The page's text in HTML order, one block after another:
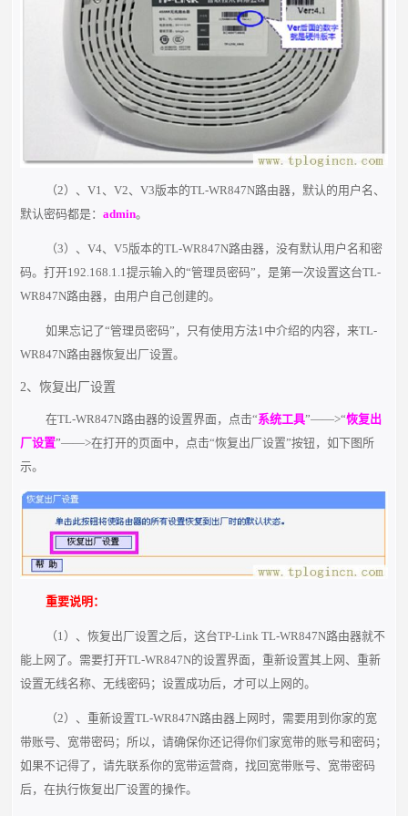
（2）、V1、V2、V3版本的TL-WR847N路由器，默认的用户名、
默认密码都是：admin。
（3）、V4、V5版本的TL-WR847N路由器，没有默认用户名和密
码。打开192.168.1.1提示输入的“管理员密码”，是第一次设置这台TL-
WR847N路由器，由用户自己创建的。
如果忘记了“管理员密码”，只有使用方法1中介绍的内容，来TL-
WR847N路由器恢复出厂设置。
2、恢复出厂设置
在TL-WR847N路由器的设置界面，点击“系统工具”——>“恢复出
厂设置”——>在打开的页面中，点击“恢复出厂设置”按钮，如下图所
示。
重要说明：
（1）、恢复出厂设置之后，这台TP-Link TL-WR847N路由器就不
能上网了。需要打开TL-WR847N的设置界面，重新设置其上网、重新
设置无线名称、无线密码；设置成功后，才可以上网的。
（2）、重新设置TL-WR847N路由器上网时，需要用到你家的宽
带账号、宽带密码；所以，请确保你还记得你们家宽带的账号和密码；
如果不记得了，请先联系你的宽带运营商，找回宽带账号、宽带密码
后，在执行恢复出厂设置的操作。